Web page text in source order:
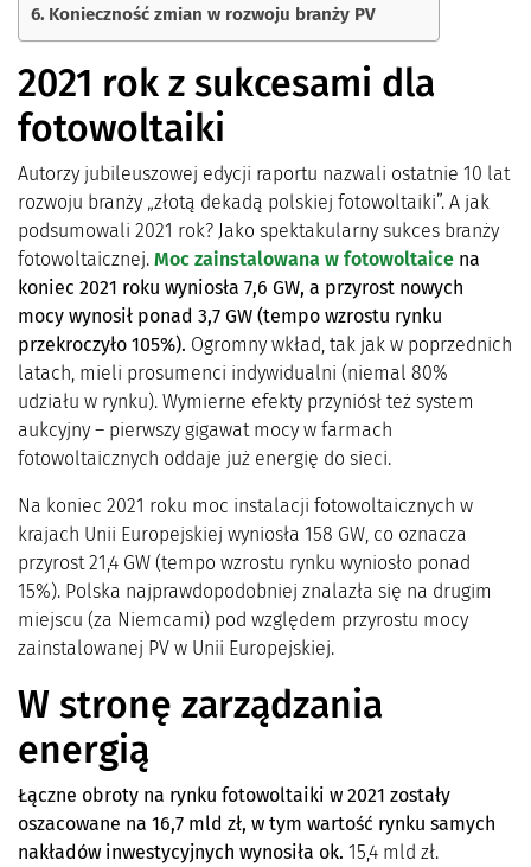
Konieczność zmian w rozwoju branży PV
2021 rok z sukcesami dla
fotowoltaiki
Autorzy jubileuszowej edycji raportu nazwali ostatnie 10 lat
rozwoju branży „złotą dekadą polskiej fotowoltaiki”. A jak
podsumowali 2021 rok? Jako spektakularny sukces branży
fotowoltaicznej. Moc zainstalowana w fotowoltaice na
koniec 2021 roku wyniosła 7,6 GW, a przyrost nowych
mocy wynosił ponad 3,7 GW (tempo wzrostu rynku
przekroczyło 105%). Ogromny wkład, tak jak w poprzednich
latach, mieli prosumenci indywidualni (niemal 80%
udziału w rynku). Wymierne efekty przyniósł też system
aukcyjny – pierwszy gigawat mocy w farmach
fotowoltaicznych oddaje już energię do sieci.
Na koniec 2021 roku moc instalacji fotowoltaicznych w
krajach Unii Europejskiej wyniosła 158 GW, co oznacza
przyrost 21,4 GW (tempo wzrostu rynku wyniosło ponad
15%). Polska najprawdopodobniej znalazła się na drugim
miejscu (za Niemcami) pod względem przyrostu mocy
zainstalowanej PV w Unii Europejskiej.
W stronę zarządzania
energią
Łączne obroty na rynku fotowoltaiki w 2021 zostały
oszacowane na 16,7 mld zł, w tym wartość rynku samych
nakładów inwestycyjnych wynosiła ok. 15,4 mld zł.